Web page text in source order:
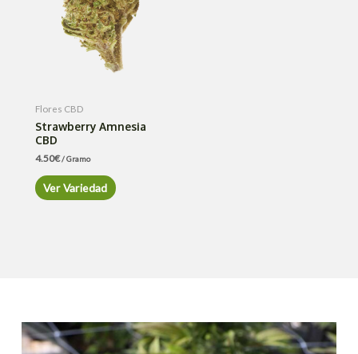
Flores CBD
Strawberry Amnesia
CBD
4.50€/ Gramo
Ver Variedad